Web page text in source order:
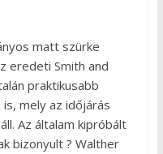
matt szürke
eredeti Smith and
praktikusabb
mely az időjárás
Az általam kipróbált
bizonyult ? Walther